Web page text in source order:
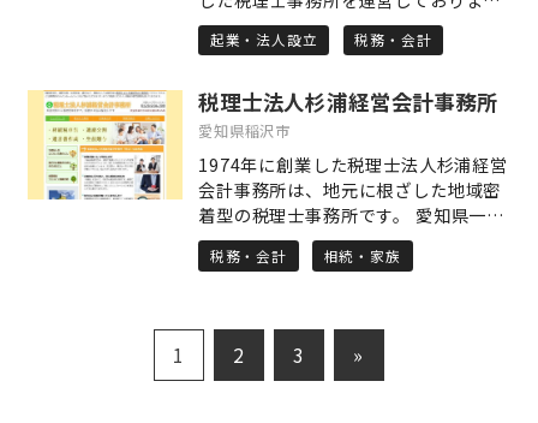
ある 税理士は敷居が高いということを
よく聞きますが、当事務所はなんでも
聞けるアットホームな事務所です。 み
なさまの声により添い最適なサポート
をします。 お気軽にご相談ください。
す。 弊所では、創業に関する相談は初
回、無料で行わさせていただいており
創業時にハードルとなる金融機関の口
座開設ですが、弊所が連携させていた
からスムーズにスタートできるように
サポートしています。 また、創業融資
や補助金などのサポートも実施してお
ります。
起業・法人設立 税務・会計
税理士法人杉浦経営会計事務所
愛知県稲沢市
1974年に創業した税理士法人杉浦経営
会計事務所は、地元に根ざした地域密
着型の税理士事務所です。 愛知県一宮
市・稲沢市での相続税申告は500件を
超える実績があり、相続をはじめ、企
さまで2024年には創業50周年を迎
税務・会計 相続・家族
1 2 3 »